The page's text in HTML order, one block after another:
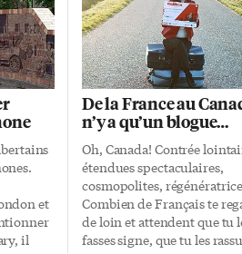
et
il
De la France au
n’y a qu’un blogue…
Oh, Canada! Contrée
étendues spectaculaires,
cosmopolites,
Combien de Français te
de loin et attendent que tu
fasses signe, que tu les